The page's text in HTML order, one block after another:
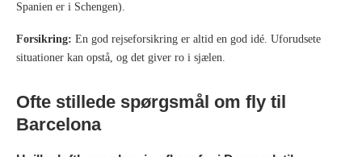
Spanien er i Schengen).
Forsikring: En god rejseforsikring er altid en god idé. Uforudsete
situationer kan opstå, og det giver ro i sjælen.
Ofte stillede spørgsmål om fly til
Barcelona